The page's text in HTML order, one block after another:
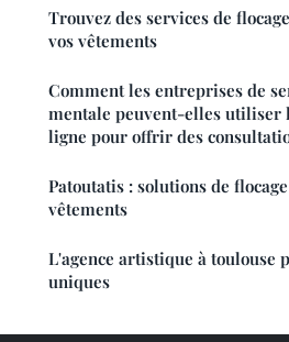
Trouvez des services de
vos vêtements
Comment les entreprises de
mentale peuvent-elles utiliser
ligne pour offrir des
Patoutatis : solutions de
vêtements
L'agence artistique à toulouse
uniques